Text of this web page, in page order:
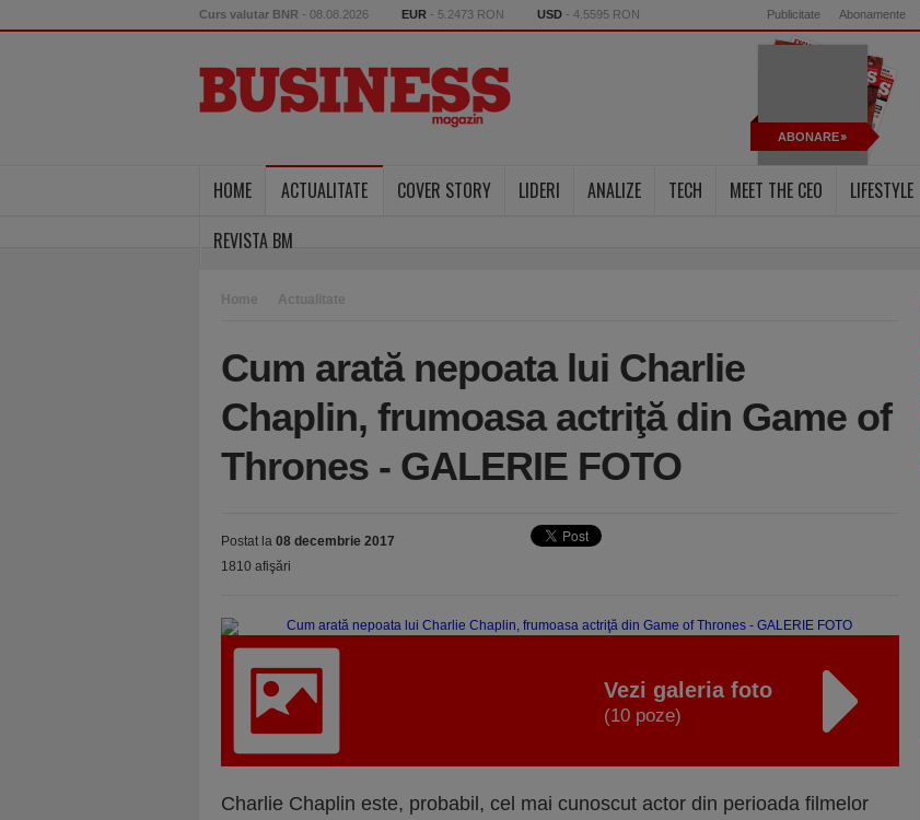
Curs valutar BNR - 08.08.2026 EUR - 5.2473 RON USD - 4.5595 RON Publicitate Abonamente
ABONARE
HOME ACTUALITATE COVER STORY LIDERI ANALIZE TECH MEET THE CEO LIFESTYLE
REVISTA BM
Home Actualitate
Cum arată nepoata lui Charlie
Chaplin, frumoasa actriţă din Game of
Thrones - GALERIE FOTO
Postat la 08 decembrie 2017
1810 afişări
Vezi galeria foto
(10 poze)
Charlie Chaplin este, probabil, cel mai cunoscut actor din perioada filmelor